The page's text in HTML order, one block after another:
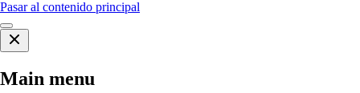
Pasar al contenido principal
Main menu